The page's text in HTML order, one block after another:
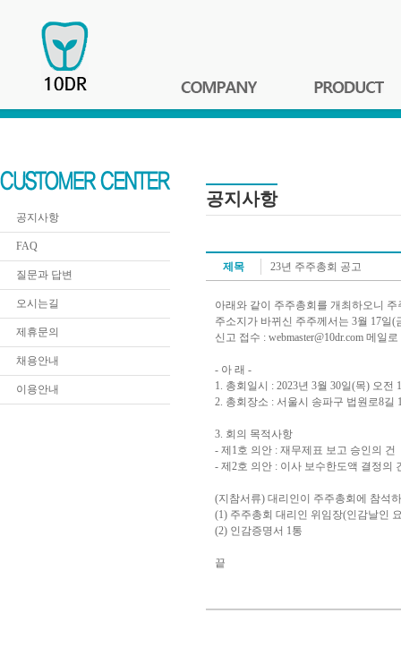
공지사항
FAQ
질문과 답변
오시는길
제휴문의
채용안내
이용안내
공지사항
제목 23년 주주총회 공고
아래와 같이 주주총회를 개최하오니
주소지가 바뀌신 주주께서는 3월 17일
신고 접수 : webmaster@10dr.com 메일
- 아 래 -
1. 총회일시 : 2023년 3월 30일(목) 오전
2. 총회장소 : 서울시 송파구 법원로8길
3. 회의 목적사항
- 제1호 의안 : 재무제표 보고 승인의 건
- 제2호 의안 : 이사 보수한도액 결정의
(지참서류) 대리인이 주주총회에 참석
(1) 주주총회 대리인 위임장(인감날인
(2) 인감증명서 1통
끝